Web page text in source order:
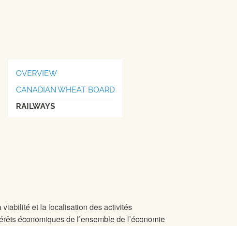
OVERVIEW
CANADIAN WHEAT BOARD
RAILWAYS
viabilité et la localisation des activités
économiques de l’ensemble de l’économie